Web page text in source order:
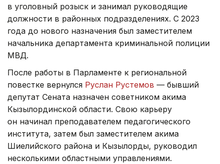
в уголовный розыск и занимал руководящие
должности в районных подразделениях. С 2023
года до нового назначения был заместителем
начальника департамента криминальной полиции
МВД.
После работы в Парламенте к региональной
повестке вернулся Руслан Рустемов — бывший
депутат Сената назначен советником акима
Кызылординской области. Свою карьеру
он начинал преподавателем педагогического
института, затем был заместителем акима
Шиелийского района и Кызылорды, руководил
несколькими областными управлениями.